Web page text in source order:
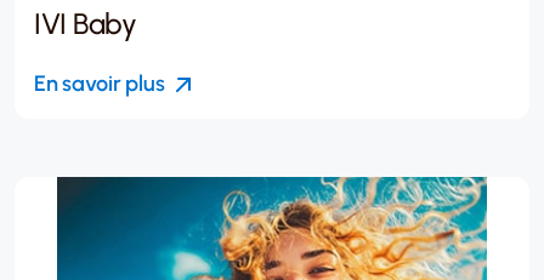
IVI Baby
En savoir plus